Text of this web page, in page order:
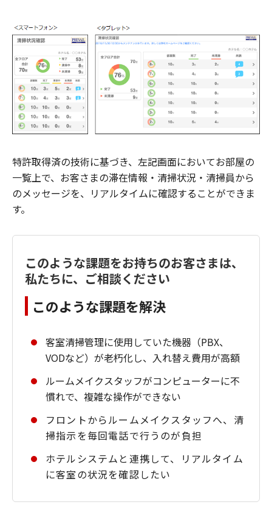
特許取得済の技術に基づき、左記画面においてお部屋の
一覧上で、お客さまの滞在情報・清掃状況・清掃員から
のメッセージを、リアルタイムに確認することができま
す。
このような課題をお持ちのお客さまは、
私たちに、ご相談ください
このような課題を解決
客室清掃管理に使用していた機器（PBX、
VODなど）が老朽化し、入れ替え費用が高額
ルームメイクスタッフがコンピューターに不
慣れで、複雑な操作ができない
フロントからルームメイクスタッフへ、清
掃指示を毎回電話で行うのが負担
ホテルシステムと連携して、リアルタイム
に客室の状況を確認したい